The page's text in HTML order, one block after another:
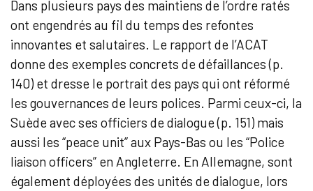
Dans plusieurs pays des maintiens de l’ordre ratés
ont engendrés au fil du temps des refontes
innovantes et salutaires. Le rapport de l’ACAT
donne des exemples concrets de défaillances (p.
140) et dresse le portrait des pays qui ont réformé
les gouvernances de leurs polices. Parmi ceux-ci, la
Suède avec ses officiers de dialogue (p. 151) mais
aussi les “peace unit” aux Pays-Bas ou les “Police
liaison officers” en Angleterre. En Allemagne, sont
également déployées des unités de dialogue, lors